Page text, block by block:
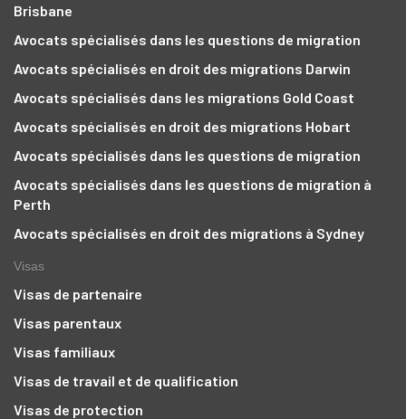
Brisbane
Avocats spécialisés dans les questions de migration
Avocats spécialisés en droit des migrations Darwin
Avocats spécialisés dans les migrations Gold Coast
Avocats spécialisés en droit des migrations Hobart
Avocats spécialisés dans les questions de migration
Avocats spécialisés dans les questions de migration à
Perth
Avocats spécialisés en droit des migrations à Sydney
Visas
Visas de partenaire
Visas parentaux
Visas familiaux
Visas de travail et de qualification
Visas de protection